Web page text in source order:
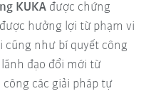
KUKA được chứng
hưởng lợi từ phạm vi
cũng như bí quyết công
đạo đổi mới từ
các giải pháp tự